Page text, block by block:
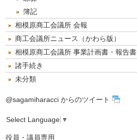
簿記
相模原商工会議所 会報
商工会議所ニュース（かわら版）
相模原商工会議所 事業計画書・報告書
諸手続き
未分類
@sagamiharacci からのツイート
Select Language ▼
役員・議員専用